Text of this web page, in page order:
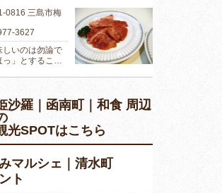
0816 三島市梅
3627
しいのは勿論で
っ」とするこ…
沙羅｜函南町｜和食 周辺
光SPOTはこちら
マルシェ｜清水町
ト